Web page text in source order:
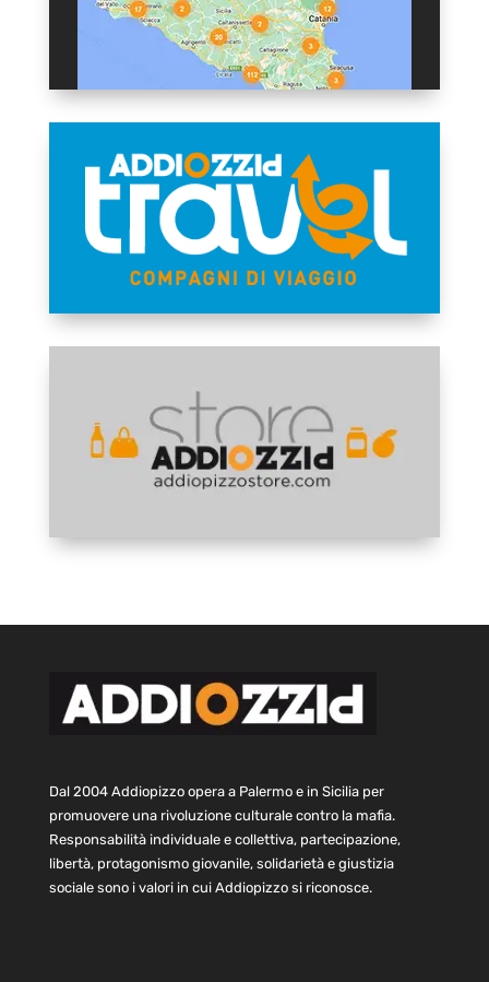
Dal 2004 Addiopizzo opera a Palermo e in Sicilia per
promuovere una rivoluzione culturale contro la mafia.
Responsabilità individuale e collettiva, partecipazione,
libertà, protagonismo giovanile, solidarietà e giustizia
sociale sono i valori in cui Addiopizzo si riconosce.